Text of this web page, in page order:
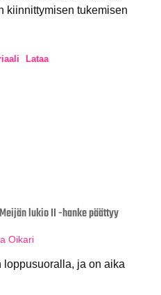
kiinnittymisen tukemisen
Lataa
lukio II -hanke päättyy
Oikari
loppusuoralla, ja on aika